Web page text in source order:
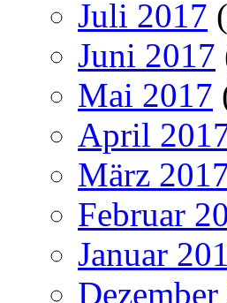
Juli 2017
Juni 2017
Mai 2017
April
März
Februar
Januar